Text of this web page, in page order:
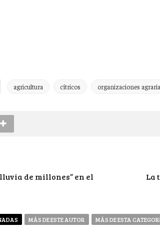
agricultura cítricos organizaciones
de millones” en el
La
MÁS DE ESTE AUTOR MÁS DE ESTA